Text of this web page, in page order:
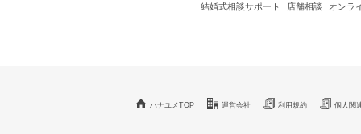
結婚式相談サポート 店舗相談 オンラ
ハナユメTOP 運営会社 利用規約 個人関